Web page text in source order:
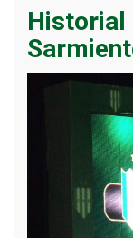
Historial